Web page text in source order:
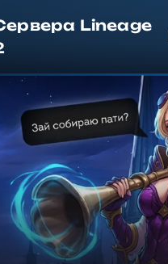
Lineage